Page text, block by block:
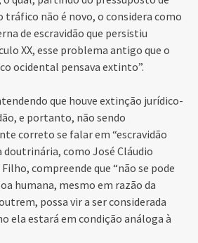
tráfico não é novo, o considera como
de escravidão que persistiu
XX, esse problema antigo que o
ocidental pensava extinto”.
que houve extinção jurídico-
e portanto, não sendo
correto se falar em “escravidão
doutrinária, como José Cláudio
compreende que “não se pode
humana, mesmo em razão da
possa vir a ser considerada
ela estará em condição análoga à